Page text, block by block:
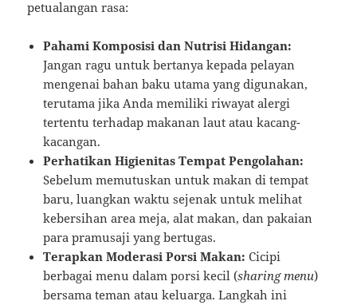
petualangan rasa:
Pahami Komposisi dan Nutrisi Hidangan:
Jangan ragu untuk bertanya kepada pelayan
mengenai bahan baku utama yang digunakan,
terutama jika Anda memiliki riwayat alergi
tertentu terhadap makanan laut atau kacang-
kacangan.
Perhatikan Higienitas Tempat Pengolahan:
Sebelum memutuskan untuk makan di tempat
baru, luangkan waktu sejenak untuk melihat
kebersihan area meja, alat makan, dan pakaian
para pramusaji yang bertugas.
Terapkan Moderasi Porsi Makan: Cicipi
berbagai menu dalam porsi kecil (sharing menu)
bersama teman atau keluarga. Langkah ini